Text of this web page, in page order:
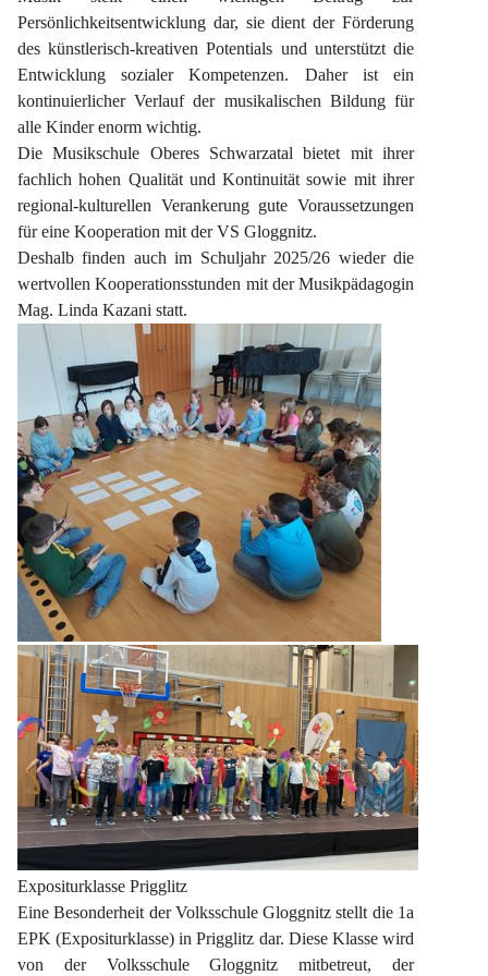
Persönlichkeitsentwicklung dar, sie dient der Förderung
des künstlerisch-kreativen Potentials und unterstützt die
Entwicklung sozialer Kompetenzen. Daher ist ein
kontinuierlicher Verlauf der musikalischen Bildung für
alle Kinder enorm wichtig.
Die Musikschule Oberes Schwarzatal bietet mit ihrer
fachlich hohen Qualität und Kontinuität sowie mit ihrer
regional-kulturellen Verankerung gute Voraussetzungen
für eine Kooperation mit der VS Gloggnitz.
Deshalb finden auch im Schuljahr 2025/26 wieder die
wertvollen Kooperationsstunden mit der Musikpädagogin
Mag. Linda Kazani statt.
Expositurklasse Prigglitz
Eine Besonderheit der Volksschule Gloggnitz stellt die 1a
EPK (Expositurklasse) in Prigglitz dar. Diese Klasse wird
von der Volksschule Gloggnitz mitbetreut, der